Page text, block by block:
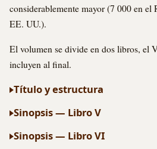
considerablemente mayor (7 000 en
EE. UU.).
El volumen se divide en dos libros, el
incluyen al final.
Título y estructura
Sinopsis — Libro V
Sinopsis — Libro VI